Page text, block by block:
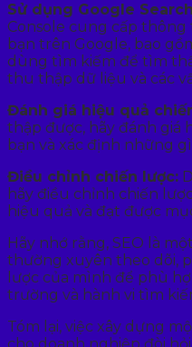
Sử dụng Google
Console cung cấp thông
bạn trên Google, bao
dùng tìm kiếm để tìm
thu thập dữ liệu và các
Đánh giá hiệu quả
thập được, hãy đánh giá
bạn và xác định những
Điều chỉnh chiến lược:
hãy điều chỉnh chiến
hiệu quả và đạt được
Hãy nhớ rằng, SEO là
thường xuyên theo dõi,
lược của mình để phù
trường và hành vi tìm
Tóm lại, việc xây dựng